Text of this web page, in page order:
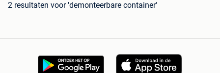
2 resultaten voor 'demonteerbare container'